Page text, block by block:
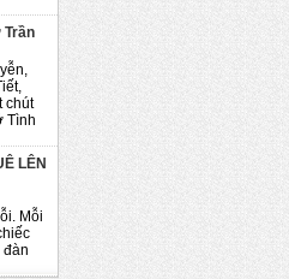
Trần
chút
Tình
LÊN
Mỗi
đàn